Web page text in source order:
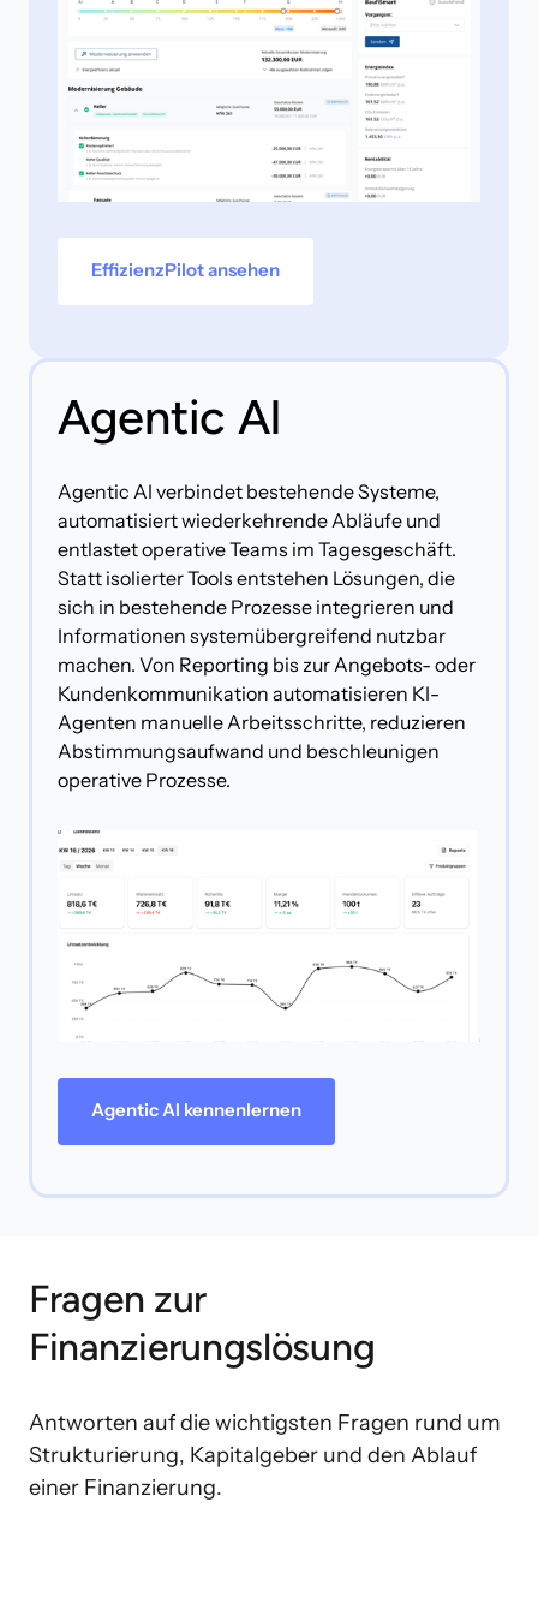
EffizienzPilot ansehen
Agentic AI
Agentic AI verbindet bestehende Systeme,
automatisiert wiederkehrende Abläufe und
entlastet operative Teams im Tagesgeschäft.
Statt isolierter Tools entstehen Lösungen, die
sich in bestehende Prozesse integrieren und
Informationen systemübergreifend nutzbar
machen. Von Reporting bis zur Angebots- oder
Kundenkommunikation automatisieren KI-
Agenten manuelle Arbeitsschritte, reduzieren
Abstimmungsaufwand und beschleunigen
operative Prozesse.
Agentic AI kennenlernen
Fragen zur
Finanzierungslösung
Antworten auf die wichtigsten Fragen rund um
Strukturierung, Kapitalgeber und den Ablauf
einer Finanzierung.